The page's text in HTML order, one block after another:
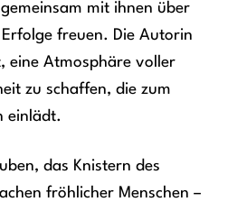
mit ihnen über
freuen. Die Autorin
eine Atmosphäre voller
zu schaffen, die zum
einlädt.
das Knistern des
fröhlicher Menschen –